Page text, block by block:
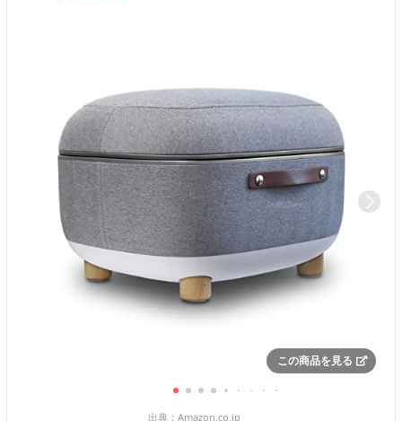
この商品を見る
出典： Amazon.co.jp